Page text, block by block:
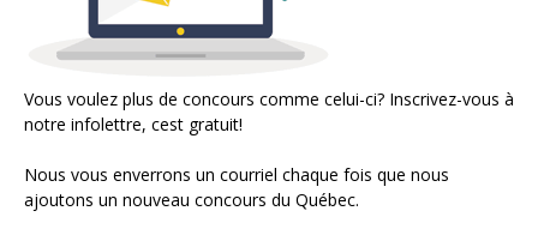
Vous voulez plus de concours comme celui-ci? Inscrivez-vous à
notre infolettre, cest gratuit!
Nous vous enverrons un courriel chaque fois que nous
ajoutons un nouveau concours du Québec.